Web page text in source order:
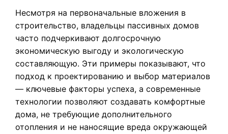
Несмотря на первоначальные вложения в
строительство, владельцы пассивных домов
часто подчеркивают долгосрочную
экономическую выгоду и экологическую
составляющую. Эти примеры показывают, что
подход к проектированию и выбор материалов
— ключевые факторы успеха, а современные
технологии позволяют создавать комфортные
дома, не требующие дополнительного
отопления и не наносящие вреда окружающей